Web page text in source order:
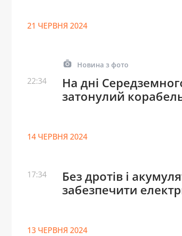
21 ЧЕРВНЯ 2024
Новина з фото
22:34
На дні
затонулий
14 ЧЕРВНЯ 2024
17:34
Без дротів і
забезпечити
13 ЧЕРВНЯ 2024